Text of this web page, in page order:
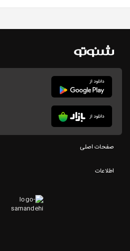
صفحات اصلی
اطلاعات